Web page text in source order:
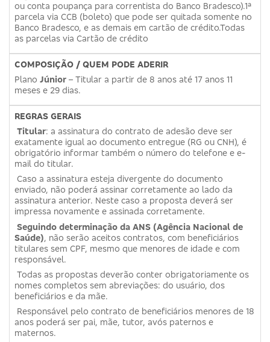
ou conta poupança para correntista do Banco Bradesco).1ª
parcela via CCB (boleto) que pode ser quitada somente no
Banco Bradesco, e as demais em cartão de crédito.Todas
as parcelas via Cartão de crédito
COMPOSIÇÃO / QUEM PODE ADERIR
Plano Júnior – Titular a partir de 8 anos até 17 anos 11
meses e 29 dias.
REGRAS GERAIS
Titular: a assinatura do contrato de adesão deve ser
exatamente igual ao documento entregue (RG ou CNH), é
obrigatório informar também o número do telefone e e-
mail do titular.
Caso a assinatura esteja divergente do documento
enviado, não poderá assinar corretamente ao lado da
assinatura anterior. Neste caso a proposta deverá ser
impressa novamente e assinada corretamente.
Seguindo determinação da ANS (Agência Nacional de
Saúde), não serão aceitos contratos, com beneficiários
titulares sem CPF, mesmo que menores de idade e com
responsável.
Todas as propostas deverão conter obrigatoriamente os
nomes completos sem abreviações: do usuário, dos
beneficiários e da mãe.
Responsável pelo contrato de beneficiários menores de 18
anos poderá ser pai, mãe, tutor, avós paternos e
maternos.